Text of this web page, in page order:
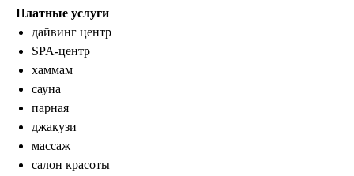
Платные услуги
дайвинг центр
SPA-центр
хаммам
сауна
парная
джакузи
массаж
салон красоты